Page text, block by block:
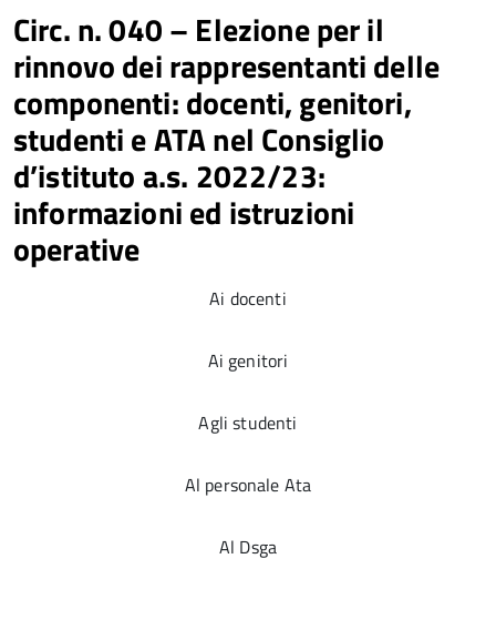
Circ. n. 040 – Elezione per il
rinnovo dei rappresentanti delle
componenti: docenti, genitori,
studenti e ATA nel Consiglio
d’istituto a.s. 2022/23:
informazioni ed istruzioni
operative
Ai docenti
Ai genitori
Agli studenti
Al personale Ata
Al Dsga